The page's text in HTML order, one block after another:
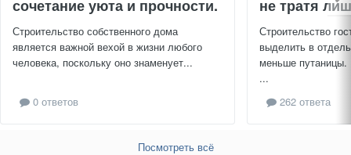
сочетание уюта и прочности.
Строительство собственного дома
является важной вехой в жизни любого
человека, поскольку оно знаменует...
0 ответов
не тратя
Строительство
выделить в
меньше путаницы.
...
262 ответа
Посмотреть всё